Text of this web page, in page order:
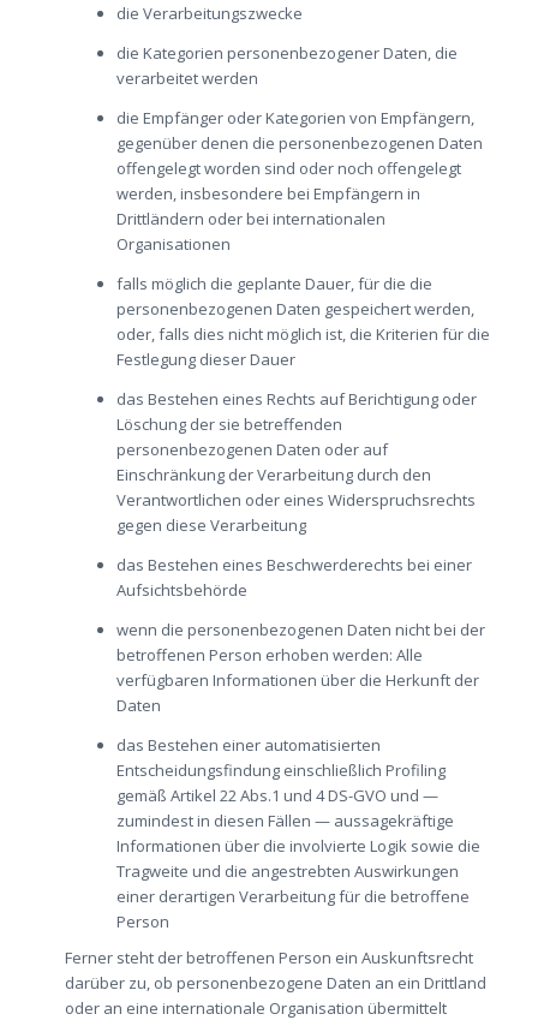
die Verarbeitungszwecke
die Kategorien personenbezogener Daten, die
verarbeitet werden
die Empfänger oder Kategorien von Empfängern,
gegenüber denen die personenbezogenen Daten
offengelegt worden sind oder noch offengelegt
werden, insbesondere bei Empfängern in
Drittländern oder bei internationalen
Organisationen
falls möglich die geplante Dauer, für die die
personenbezogenen Daten gespeichert werden,
oder, falls dies nicht möglich ist, die Kriterien für die
Festlegung dieser Dauer
das Bestehen eines Rechts auf Berichtigung oder
Löschung der sie betreffenden
personenbezogenen Daten oder auf
Einschränkung der Verarbeitung durch den
Verantwortlichen oder eines Widerspruchsrechts
gegen diese Verarbeitung
das Bestehen eines Beschwerderechts bei einer
Aufsichtsbehörde
wenn die personenbezogenen Daten nicht bei der
betroffenen Person erhoben werden: Alle
verfügbaren Informationen über die Herkunft der
Daten
das Bestehen einer automatisierten
Entscheidungsfindung einschließlich Profiling
gemäß Artikel 22 Abs.1 und 4 DS-GVO und —
zumindest in diesen Fällen — aussagekräftige
Informationen über die involvierte Logik sowie die
Tragweite und die angestrebten Auswirkungen
einer derartigen Verarbeitung für die betroffene
Person
Ferner steht der betroffenen Person ein Auskunftsrecht
darüber zu, ob personenbezogene Daten an ein Drittland
oder an eine internationale Organisation übermittelt